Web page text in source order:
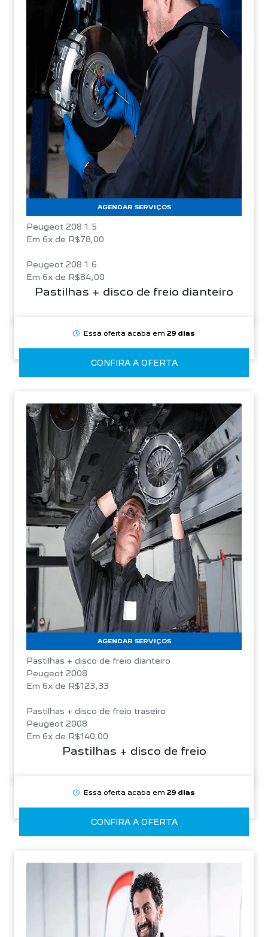
Pastilhas + disco de freio dianteiro
AGENDAR SERVIÇOS
Peugeot 208 1.5
Em 6x de R$78,00
Peugeot 208 1.6
Em 6x de R$84,00
Essa oferta acaba em 29 dias
CONFIRA A OFERTA
Pastilhas + disco de freio
AGENDAR SERVIÇOS
Pastilhas + disco de freio dianteiro
Peugeot 2008
Em 6x de R$123,33
Pastilhas + disco de freio traseiro
Peugeot 2008
Em 6x de R$140,00
Essa oferta acaba em 29 dias
CONFIRA A OFERTA